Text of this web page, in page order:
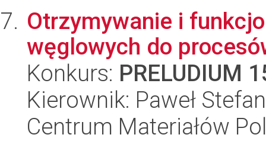
Otrzymywanie i
węglowych do
Konkurs: PRELUDIUM
Kierownik: Paweł
Centrum Materiałów